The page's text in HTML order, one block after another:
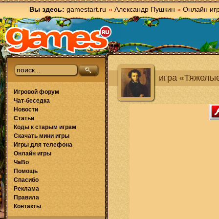
Вы здесь: gamestart.ru » Александр Пушкин » Онлайн
игра
Игровой форум
Чат-беседка
Новости
Статьи
Коды к старым играм
Скачать мини игры
Игры для телефона
Онлайн игры
ЧаВо
Помощь
Спасибо
Реклама
Правила
Контакты